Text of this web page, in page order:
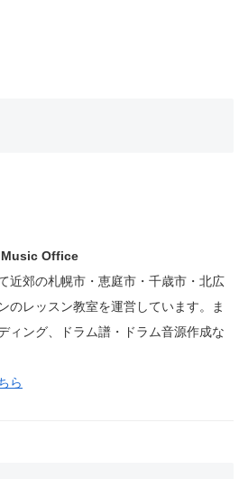
Music Office
近郊の札幌市・恵庭市・千歳市・北広
のレッスン教室を運営しています。
ま
ィング、ドラム譜・ドラム音源作成な
ら